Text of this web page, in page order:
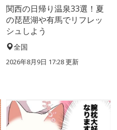
関西の日帰り温泉33選！夏
の琵琶湖や有馬でリフレッ
シュしよう
全国
2026年8月9日 17:28更新